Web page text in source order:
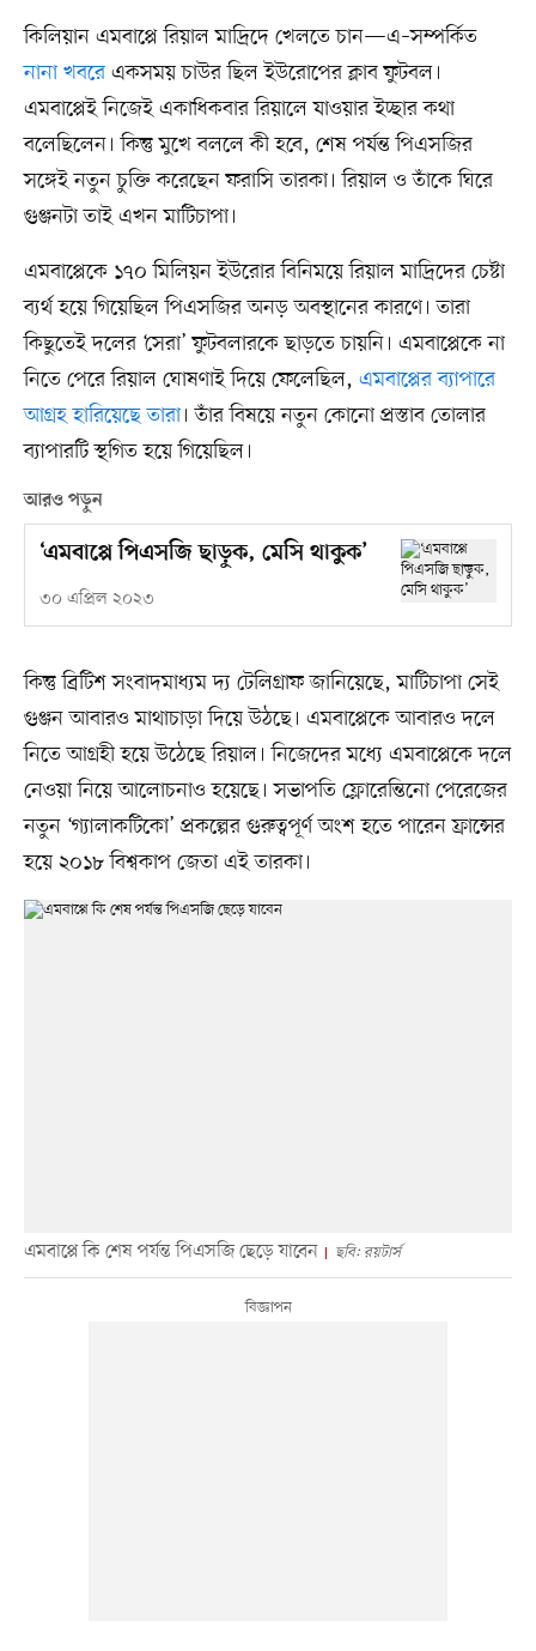
কিলিয়ান এমবাপ্পে রিয়াল মাদ্রিদে খেলতে চান—এ–সম্পর্কিত
নানা খবরে একসময় চাউর ছিল ইউরোপের ক্লাব ফুটবল।
এমবাপ্পেই নিজেই একাধিকবার রিয়ালে যাওয়ার ইচ্ছার কথা
বলেছিলেন। কিন্তু মুখে বললে কী হবে, শেষ পর্যন্ত পিএসজির
সঙ্গেই নতুন চুক্তি করেছেন ফরাসি তারকা। রিয়াল ও তাঁকে ঘিরে
গুঞ্জনটা তাই এখন মাটিচাপা।
এমবাপ্পেকে ১৭০ মিলিয়ন ইউরোর বিনিময়ে রিয়াল মাদ্রিদের চেষ্টা
ব্যর্থ হয়ে গিয়েছিল পিএসজির অনড় অবস্থানের কারণে। তারা
কিছুতেই দলের ‘সেরা’ ফুটবলারকে ছাড়তে চায়নি। এমবাপ্পেকে না
নিতে পেরে রিয়াল ঘোষণাই দিয়ে ফেলেছিল, এমবাপ্পের ব্যাপারে
আগ্রহ হারিয়েছে তারা। তাঁর বিষয়ে নতুন কোনো প্রস্তাব তোলার
ব্যাপারটি স্থগিত হয়ে গিয়েছিল।
আরও পড়ুন
‘এমবাপ্পে পিএসজি ছাড়ুক, মেসি থাকুক’
৩০ এপ্রিল ২০২৩
কিন্তু ব্রিটিশ সংবাদমাধ্যম দ্য টেলিগ্রাফ জানিয়েছে, মাটিচাপা সেই
গুঞ্জন আবারও মাথাচাড়া দিয়ে উঠছে। এমবাপ্পেকে আবারও দলে
নিতে আগ্রহী হয়ে উঠেছে রিয়াল। নিজেদের মধ্যে এমবাপ্পেকে দলে
নেওয়া নিয়ে আলোচনাও হয়েছে। সভাপতি ফ্লোরেন্তিনো পেরেজের
নতুন ‘গ্যালাকটিকো’ প্রকল্পের গুরুত্বপূর্ণ অংশ হতে পারেন ফ্রান্সের
হয়ে ২০১৮ বিশ্বকাপ জেতা এই তারকা।
এমবাপ্পে কি শেষ পর্যন্ত পিএসজি ছেড়ে যাবেন ছবি: রয়টার্স